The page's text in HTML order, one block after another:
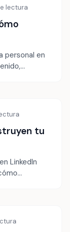
lectura
personal en
tu
LinkedIn